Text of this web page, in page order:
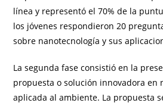
línea y representó el 70% de la
los jóvenes respondieron 20
sobre nanotecnología y sus
La segunda fase consistió en la
propuesta o solución innovadora en
aplicada al ambiente. La propuesta